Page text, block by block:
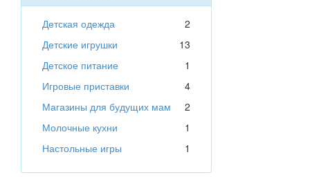
Детская одежда
2
Детские игрушки
13
Детское питание
1
Игровые приставки
4
Магазины для будущих мам
2
Молочные кухни
1
Настольные игры
1